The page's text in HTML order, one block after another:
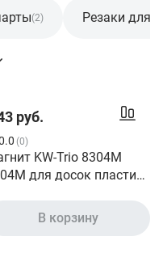
(2) Резаки для
руб.
(0)
KW-Trio 8304M
для досок пластик
В корзину